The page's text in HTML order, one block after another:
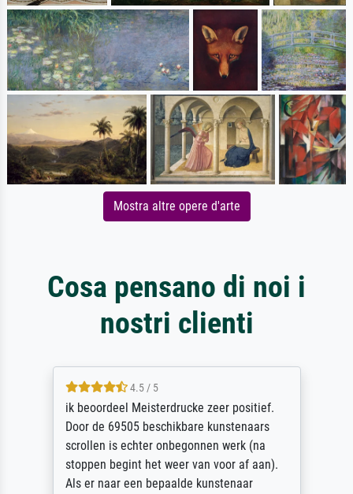
Mostra altre opere d'arte
Cosa pensano di noi i
nostri clienti
4.5 / 5
ik beoordeel Meisterdrucke zeer positief.
Door de 69505 beschikbare kunstenaars
scrollen is echter onbegonnen werk (na
stoppen begint het weer van voor af aan).
Als er naar een bepaalde kunstenaar